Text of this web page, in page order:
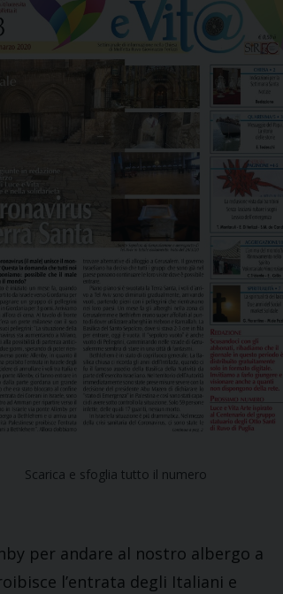
Scarica e sfoglia tutto il numero
per andare al nostro albergo a
l’entrata degli Italiani e